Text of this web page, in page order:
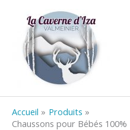
contenu
Accueil
Produits
Chaussons pour Bébés 100%